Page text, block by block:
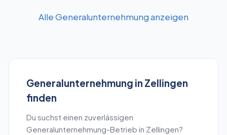
Alle Generalunternehmung anzeigen
Generalunternehmung in Zellingen
finden
Du suchst einen zuverlässigen
Generalunternehmung-Betrieb in Zellingen?